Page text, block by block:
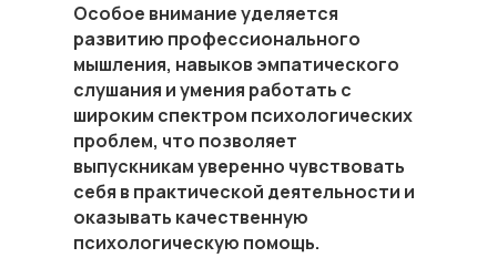
Особое внимание уделяется
развитию профессионального
мышления, навыков эмпатического
слушания и умения работать с
широким спектром психологических
проблем, что позволяет
выпускникам уверенно чувствовать
себя в практической деятельности и
оказывать качественную
психологическую помощь.